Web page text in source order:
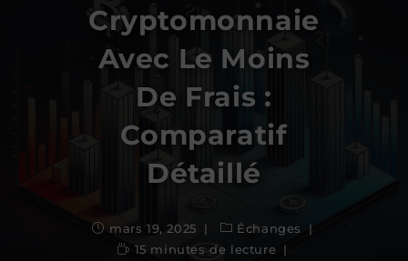
Cryptomonnaie
Avec Le Moins
De Frais :
Comparatif
Détaillé
mars 19, 2025
Échanges
15 minutes de lecture